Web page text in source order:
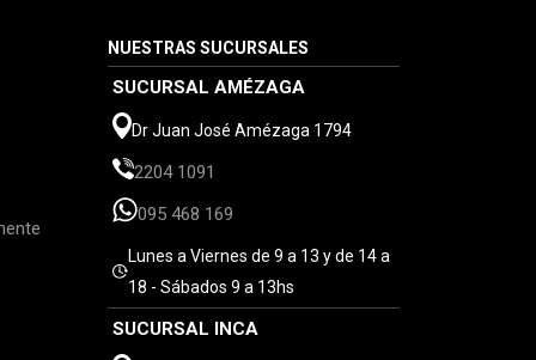
NUESTRAS SUCURSALES
SUCURSAL AMÉZAGA
Dr Juan José Amézaga 1794
2204 1091
095 468 169
Lunes a Viernes de 9 a 13 y de 14 a
18 - Sábados 9 a 13hs
SUCURSAL INCA